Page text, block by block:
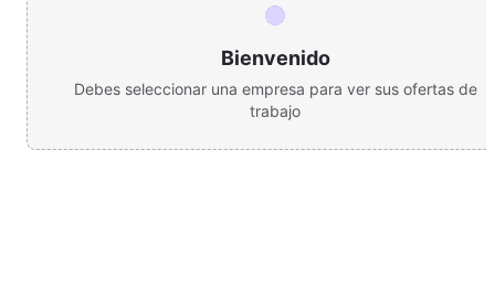
Bienvenido
Debes seleccionar una empresa para ver sus ofertas de
trabajo